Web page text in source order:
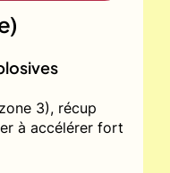
3), récup
à accélérer fort